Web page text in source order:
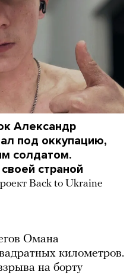
Александр
под оккупацию,
солдатом.
страной
Back to Ukraine
Омана
километров.
на борту